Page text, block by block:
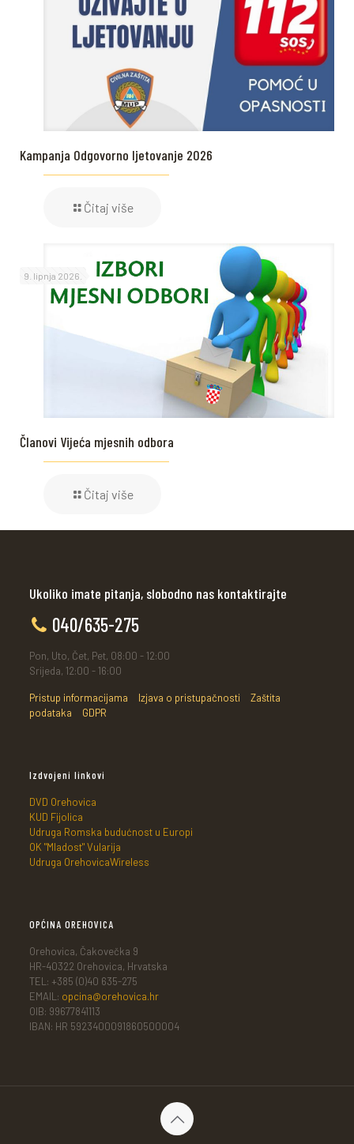
Kampanja Odgovorno ljetovanje 2026
Čitaj više
9. lipnja 2026.
Članovi Vijeća mjesnih odbora
Čitaj više
Ukoliko imate pitanja, slobodno nas kontaktirajte
040/635-275
Pon, Uto, Čet, Pet, 08:00 - 12:00
Srijeda, 12:00 - 16:00
Pristup informacijama Izjava o pristupačnosti
Zaštita
podataka
GDPR
Izdvojeni linkovi
DVD Orehovica
KUD Fijolica
Udruga Romska budućnost u Europi
OK "Mladost" Vularija
Udruga OrehovicaWireless
OPĆINA OREHOVICA
Orehovica, Čakovečka 9
HR-40322 Orehovica, Hrvatska
TEL: +385 (0)40 635-275
EMAIL: opcina@orehovica.hr
OIB: 99677841113
IBAN: HR 5923400091860500004